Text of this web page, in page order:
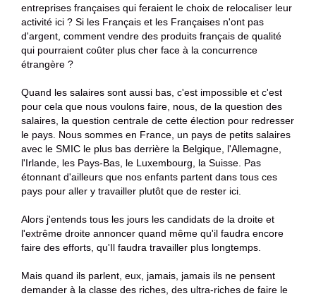
entreprises françaises qui feraient le choix de relocaliser leur
activité ici ? Si les Français et les Françaises n'ont pas
d'argent, comment vendre des produits français de qualité
qui pourraient coûter plus cher face à la concurrence
étrangère ?
Quand les salaires sont aussi bas, c'est impossible et c'est
pour cela que nous voulons faire, nous, de la question des
salaires, la question centrale de cette élection pour redresser
le pays. Nous sommes en France, un pays de petits salaires
avec le SMIC le plus bas derrière la Belgique, l'Allemagne,
l'Irlande, les Pays-Bas, le Luxembourg, la Suisse. Pas
étonnant d'ailleurs que nos enfants partent dans tous ces
pays pour aller y travailler plutôt que de rester ici.
Alors j'entends tous les jours les candidats de la droite et
l'extrême droite annoncer quand même qu'il faudra encore
faire des efforts, qu'Il faudra travailler plus longtemps.
Mais quand ils parlent, eux, jamais, jamais ils ne pensent
demander à la classe des riches, des ultra-riches de faire le